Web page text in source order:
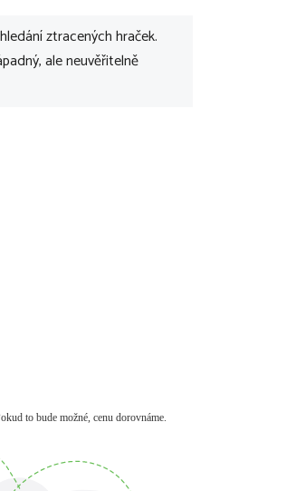
ztracených hraček.
ale neuvěřitelně